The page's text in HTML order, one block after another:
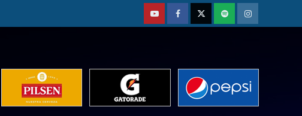
YoutubeFacebookTwitterPodcastInstagram